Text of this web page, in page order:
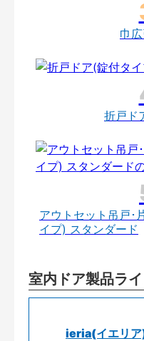
巾
折戸ド
アウトセット吊戸･
イプ) スタンダード
室内ドア製品ラ
ieria(イエリア